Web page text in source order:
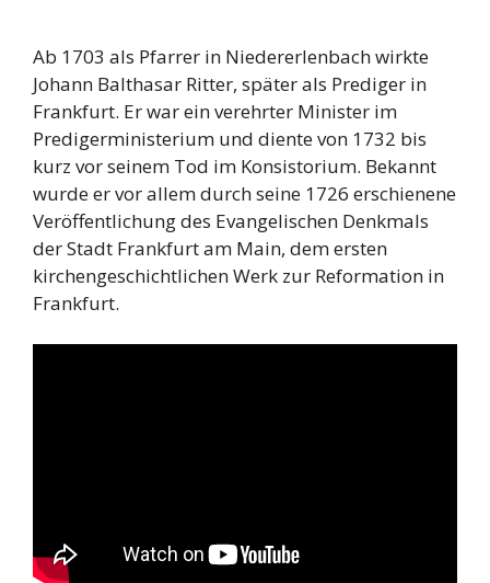
Ab 1703 als Pfarrer in Niedererlenbach wirkte
Johann Balthasar Ritter, später als Prediger in
Frankfurt. Er war ein verehrter Minister im
Predigerministerium und diente von 1732 bis
kurz vor seinem Tod im Konsistorium. Bekannt
wurde er vor allem durch seine 1726 erschienene
Veröffentlichung des Evangelischen Denkmals
der Stadt Frankfurt am Main, dem ersten
kirchengeschichtlichen Werk zur Reformation in
Frankfurt.